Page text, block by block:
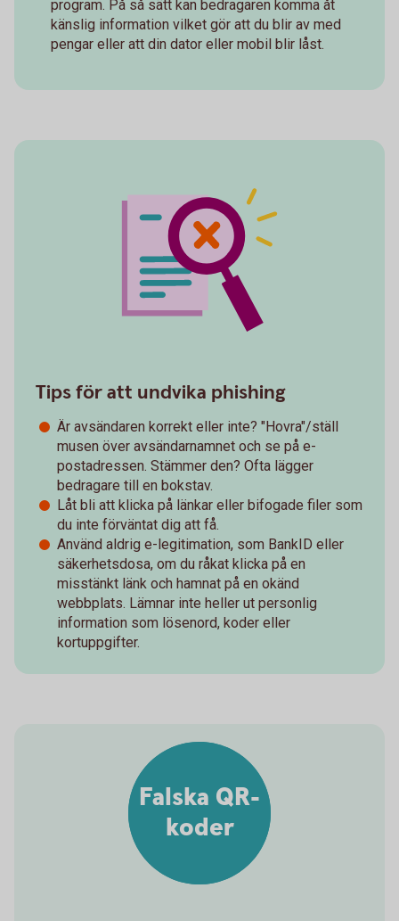
program. På så sätt kan bedragaren komma åt
känslig information vilket gör att du blir av med
pengar eller att din dator eller mobil blir låst.
Tips för att undvika phishing
Är avsändaren korrekt eller inte? "Hovra"/ställ
musen över avsändarnamnet och se på e-
postadressen. Stämmer den? Ofta lägger
bedragare till en bokstav.
Låt bli att klicka på länkar eller bifogade filer som
du inte förväntat dig att få.
Använd aldrig e-legitimation, som BankID eller
säkerhetsdosa, om du råkat klicka på en
misstänkt länk och hamnat på en okänd
webbplats. Lämnar inte heller ut personlig
information som lösenord, koder eller
kortuppgifter.
Falska QR-
koder